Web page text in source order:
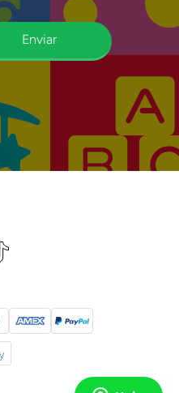
Enviar